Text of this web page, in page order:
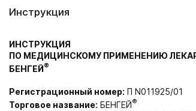
Инструкция
ИНСТРУКЦИЯ
ПО МЕДИЦИНСКОМУ ПРИМЕНЕНИЮ
БЕНГЕЙ®
Регистрационный номер: П N011925/01
Торговое название: БЕНГЕЙ®